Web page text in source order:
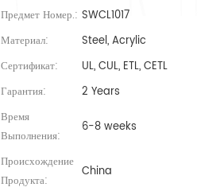
Предмет Номер.: SWCL1017
Материал:
Steel, Acrylic
Сертификат:
UL, CUL, ETL, CETL
Гарантия:
2 Years
Время
Выполнения:
6-8 weeks
Происхождение
Продукта:
China